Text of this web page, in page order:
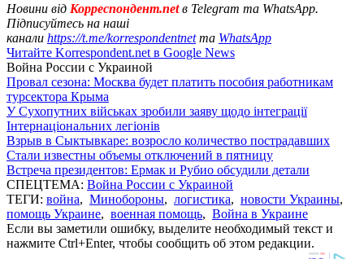
Новини від Корреспондент.netв Telegram та WhatsApp.
Підписуйтесь на наші
канали https://t.me/korrespondentnetта WhatsApp
Читайте Korrespondent.net в Google News
Война России с Украиной
Провал сезона: Москва будет платить пособия работникам
турсектора Крыма
У Сухопутних військах зробили заяву щодо інтеграції
Інтернаціональних легіонів
Взрыв в Сыктывкаре: возросло количество пострадавших
Стали известны объемы отключений в пятницу
Встреча президентов: Ермак и Рубио обсудили детали
СПЕЦТЕМА: Война России с Украиной
ТЕГИ: война, Минобороны, логистика, новости Украины,
помощь Украине, военная помощь, Война в Украине
Если вы заметили ошибку, выделите необходимый текст и
нажмите Ctrl+Enter, чтобы сообщить об этом редакции.